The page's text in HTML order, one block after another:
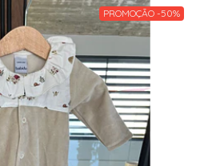
PROMOÇÃO -50%